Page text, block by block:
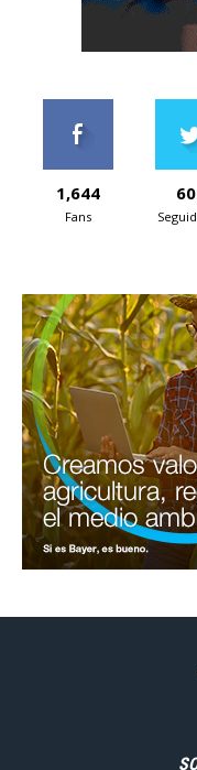
1,644
Fans